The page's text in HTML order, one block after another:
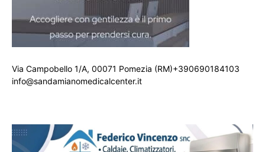
Via Campobello 1/A, 00071 Pomezia (RM)+390690184103
info@sandamianomedicalcenter.it